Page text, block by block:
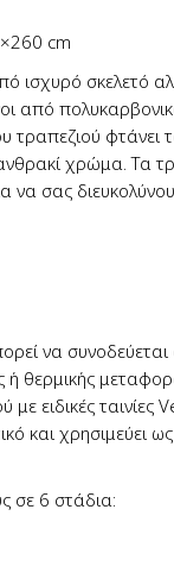
cm
ισχυρό σκελετό
από
τραπεζιού φτάνει
χρώμα. Τα
να σας
να
θερμικής
με ειδικές
και χρησιμεύει
σε 6 στάδια: